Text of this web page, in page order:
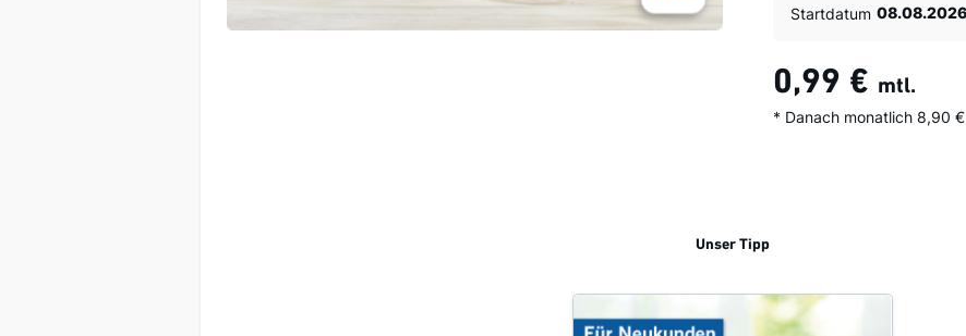
Startdatum
mtl.
0,99 €
* Danach monatlich 8,90 €
Unser Tipp